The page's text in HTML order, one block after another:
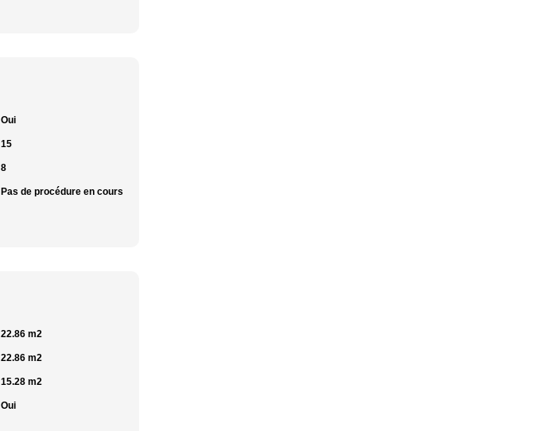
Oui
15
8
Pas de procédure en cours
22.86 m2
22.86 m2
15.28 m2
Oui